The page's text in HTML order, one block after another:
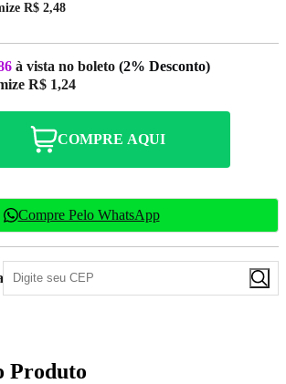
R$ 2,48
à vista no boleto (2% Desconto)
R$ 1,24
COMPRE AQUI
Compre Pelo WhatsApp
Produto